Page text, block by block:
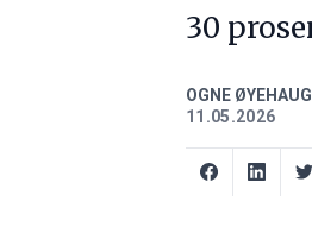
30
OGNE ØYEHAUG
11.05.2026